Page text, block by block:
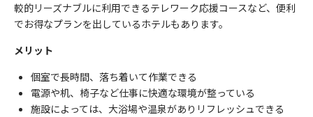
較的リーズナブルに利用できるテレワーク応援コースなど、便利
でお得なプランを出しているホテルもあります。
メリット
個室で長時間、落ち着いて作業できる
電源や机、椅子など仕事に快適な環境が整っている
施設によっては、大浴場や温泉がありリフレッシュできる